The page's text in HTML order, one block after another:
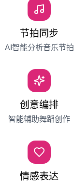
节拍同步
AI智能分析音乐节拍
创意编排
智能辅助舞蹈创作
情感表达